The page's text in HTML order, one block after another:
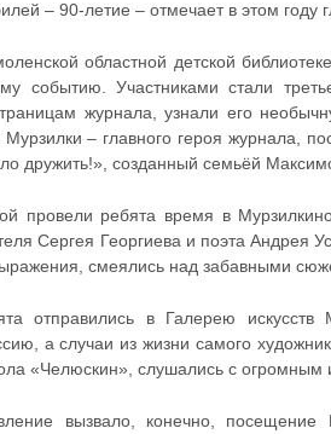
– 90-летие – отмечает в этом году
областной детской
событию. Участниками стали
журнала, узнали его
– главного героя журнала,
дружить!», созданный семьёй
провели ребята время в
Сергея Георгиева и поэта Андрея
смеялись над забавными
отправились в Галерею
а случаи из жизни самого
«Челюскин», слушались с огромным
вызвало, конечно, посещение